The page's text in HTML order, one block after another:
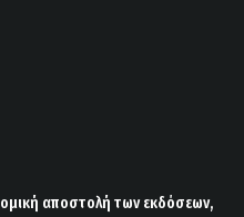
αποστολή των εκδόσεων,